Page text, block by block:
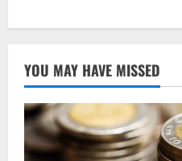
YOU MAY HAVE MISSED